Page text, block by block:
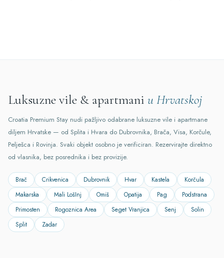
Luksuzne vile & apartmani u Hrvatskoj
Croatia Premium Stay nudi pažljivo odabrane luksuzne vile i apartmane
diljem Hrvatske — od Splita i Hvara do Dubrovnika, Brača, Visa, Korčule,
Pelješca i Rovinja. Svaki objekt osobno je verificiran. Rezervirajte direktno
od vlasnika, bez posrednika i bez provizije.
Brač Crikvenica Dubrovnik Hvar Kastela
Korčula
Makarska
Mali LošInj Omiš Opatija Pag
Podstrana
Primosten
Rogoznica Area Seget Vranjica Senj
Solin
Split
Zadar